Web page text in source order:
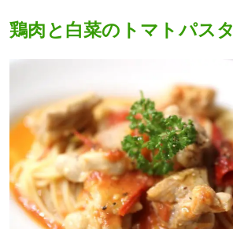
鶏肉と白菜のトマトパスタ